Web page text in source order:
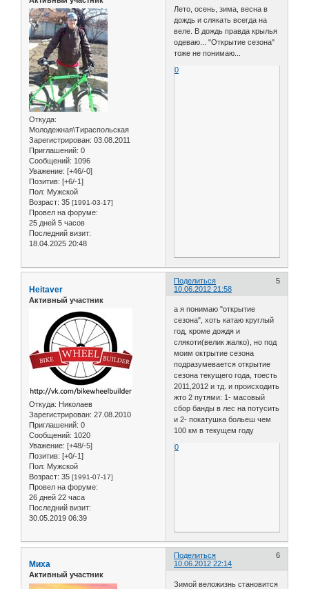
Откуда:
Молодежная\Тираспольская
Зарегистрирован: 03.08.2011
Приглашений: 0
Сообщений: 1096
Уважение: [+46/-0]
Позитив: [+6/-1]
Пол: Мужской
Возраст: 35 [1991-03-17]
Провел на форуме:
25 дней 5 часов
Последний визит:
18.04.2025 20:48
Лето, осень, зима, весна в
дождь и слякать всегда на
веле. В дождь правда крылья
одеваю... "Открытие сезона"
тоже не понимаю...
0
Поделиться
5
10.06.2012 21:58
Heitaver
Активный участник
Откуда: Николаев
Зарегистрирован: 27.08.2010
Приглашений: 0
Сообщений: 1020
Уважение: [+48/-5]
Позитив: [+0/-1]
Пол: Мужской
Возраст: 35 [1991-07-17]
Провел на форуме:
26 дней 22 часа
Последний визит:
30.05.2019 06:39
а я понимаю "открытие
сезона", хоть катаю круглый
год, кроме дождя и
слякоти(велик жалко), но под
моим октрытие сезона
подразумевается открытие
сезона текущего года, тоесть
2011,2012 и тд. и происходить
жто 2 путями: 1- масовый
сбор банды в лес на потусить
и 2- покатушка больеш чем
100 км в текущем году
0
Поделиться
6
10.06.2012 22:14
Миха
Активный участник
Зимой веложизнь становится